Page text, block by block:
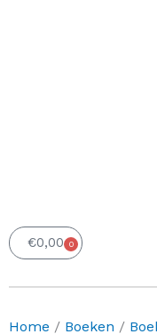
€0,00 0
Winkelwagen
Home / Boeken /